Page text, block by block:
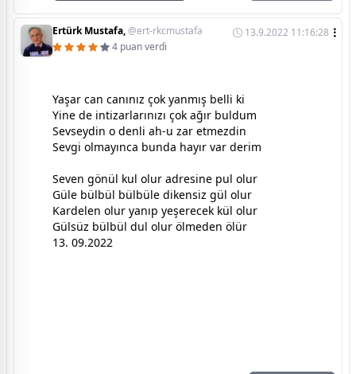
Ertürk Mustafa,@ert-rkcmustafa
13.9.2022 11:16:28
4 puan verdi
Yaşar can canınız çok yanmış belli ki
Yine de intizarlarınızı çok ağır buldum
Sevseydin o denli ah-u zar etmezdin
Sevgi olmayınca bunda hayır var derim
Seven gönül kul olur adresine pul olur
Güle bülbül bülbüle dikensiz gül olur
Kardelen olur yanıp yeşerecek kül olur
Gülsüz bülbül dul olur ölmeden ölür
13. 09.2022